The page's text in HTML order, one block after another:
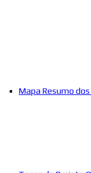
Mapa Resumo dos